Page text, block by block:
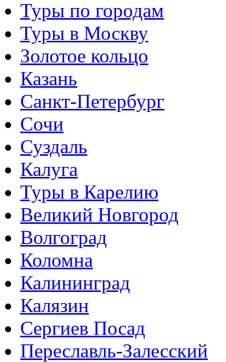
Туры по городам
Туры в Москву
Золотое кольцо
Казань
Санкт-Петербург
Сочи
Суздаль
Калуга
Туры в Карелию
Великий Новгород
Волгоград
Коломна
Калининград
Калязин
Сергиев Посад
Переславль-Залесский